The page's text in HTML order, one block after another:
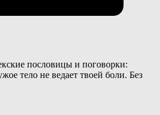
пословицы и поговорки:
тело не ведает твоей боли. Без